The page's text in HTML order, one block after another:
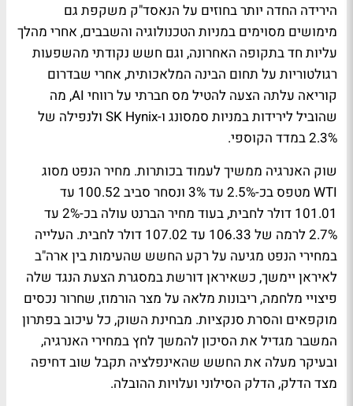
הירידה החדה יותר בחוזים על הנאסד"ק משקפת גם
מימושים מסוימים במניות הטכנולוגיה והשבבים, אחרי מהלך
עליות חד בתקופה האחרונה, וגם חשש נקודתי מהשפעות
רגולטוריות על תחום הבינה המלאכותית, אחרי שבדרום
קוריאה עלתה הצעה להטיל מס חברתי על רווחי AI, מה
שהוביל לירידות במניות סמסונג ו-SK Hynix ולנפילה של
2.3% במדד הקוספי.
שוק האנרגיה ממשיך לעמוד בכותרות. מחיר הנפט מסוג
WTI מטפס בכ-2.5% עד 3% ונסחר סביב 100.52 עד
101.01 דולר לחבית, בעוד מחיר הברנט עולה בכ-2% עד
2.7% לרמה של 106.33 עד 107.02 דולר לחבית. העלייה
במחירי הנפט מגיעה על רקע החשש שהעימות בין ארה"ב
לאיראן יימשך, כשאיראן דורשת במסגרת הצעת הנגד שלה
פיצויי מלחמה, ריבונות מלאה על מצר הורמוז, שחרור נכסים
מוקפאים והסרת סנקציות. מבחינת השוק, כל עיכוב בפתרון
המשבר מגדיל את הסיכון להמשך לחץ במחירי האנרגיה,
ובעיקר מעלה את החשש שהאינפלציה תקבל שוב דחיפה
מצד הדלק, הדלק הסילוני ועלויות ההובלה.